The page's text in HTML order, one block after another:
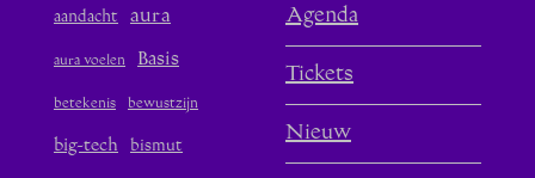
aandacht aura
aura voelen Basis
betekenis bewustzijn
big-tech bismut
Agenda
Tickets
Nieuw